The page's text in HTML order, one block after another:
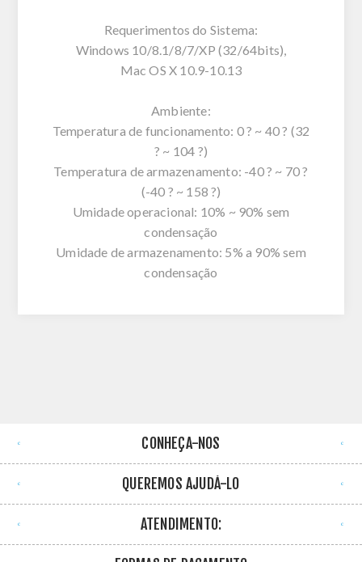
Requerimentos do Sistema:
Windows 10/8.1/8/7/XP (32/64bits),
Mac OS X 10.9-10.13
Ambiente:
Temperatura de funcionamento: 0 ? ~ 40 ? (32
? ~ 104 ?)
Temperatura de armazenamento: -40 ? ~ 70 ?
(-40 ? ~ 158 ?)
Umidade operacional: 10% ~ 90% sem
condensação
Umidade de armazenamento: 5% a 90% sem
condensação
CONHEÇA-NOS
QUEREMOS AJUDÁ-LO
ATENDIMENTO: